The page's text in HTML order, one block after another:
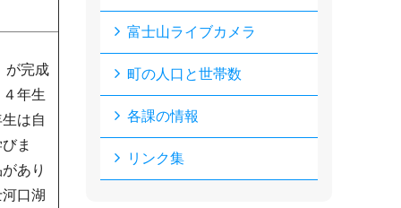
が完成
年生
は自
ま
あり
口湖
富士山ライブカメラ
町の人口と世帯数
各課の情報
リンク集